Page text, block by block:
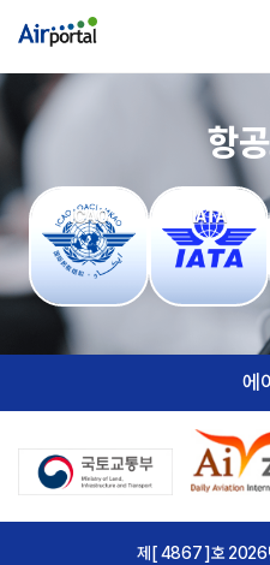
항
ICAO IATA
에
제[ 4867 ]호 2026